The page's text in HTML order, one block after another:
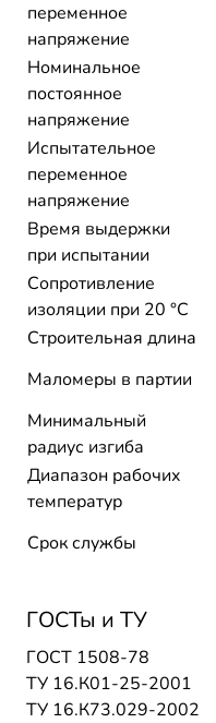
переменное
напряжение
Номинальное
постоянное
напряжение
Испытательное
переменное
напряжение
Время выдержки
при испытании
Сопротивление
изоляции при 20 °С
Строительная длина
Маломеры в партии
Минимальный
радиус изгиба
Диапазон рабочих
температур
Срок службы
ГОСТы и ТУ
ГОСТ 1508-78
ТУ 16.К01-25-2001
ТУ 16.К73.029-2002